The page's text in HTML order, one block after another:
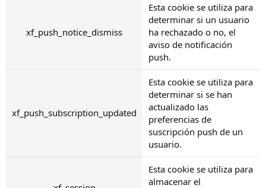
xf_push_notice_dismiss
Esta cookie se utiliza para
determinar si un usuario
ha rechazado o no, el
aviso de notificación
push.
xf_push_subscription_updated
Esta cookie se utiliza para
determinar si se han
actualizado las
preferencias de
suscripción push de un
usuario.
Esta cookie se utiliza para
almacenar el